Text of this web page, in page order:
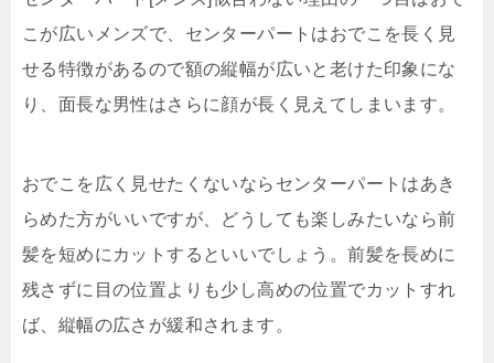
こが広いメンズで、センターパートはおでこを長く見
せる特徴があるので額の縦幅が広いと老けた印象にな
り、面長な男性はさらに顔が長く見えてしまいます。
おでこを広く見せたくないならセンターパートはあき
らめた方がいいですが、どうしても楽しみたいなら前
髪を短めにカットするといいでしょう。前髪を長めに
残さずに目の位置よりも少し高めの位置でカットすれ
ば、縦幅の広さが緩和されます。